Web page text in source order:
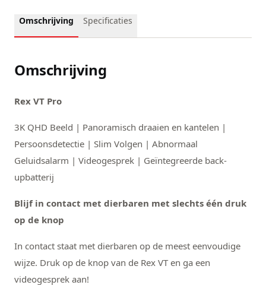
Omschrijving Specificaties
Omschrijving
Rex VT Pro
3K QHD Beeld | Panoramisch draaien en kantelen |
Persoonsdetectie | Slim Volgen | Abnormaal
Geluidsalarm | Videogesprek | Geïntegreerde back-
upbatterij
Blijf in contact met dierbaren met slechts één druk
op de knop
In contact staat met dierbaren op de meest eenvoudige
wijze. Druk op de knop van de Rex VT en ga een
videogesprek aan!